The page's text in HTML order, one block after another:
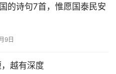
的诗句7首，惟愿国泰民安
9日
越有深度